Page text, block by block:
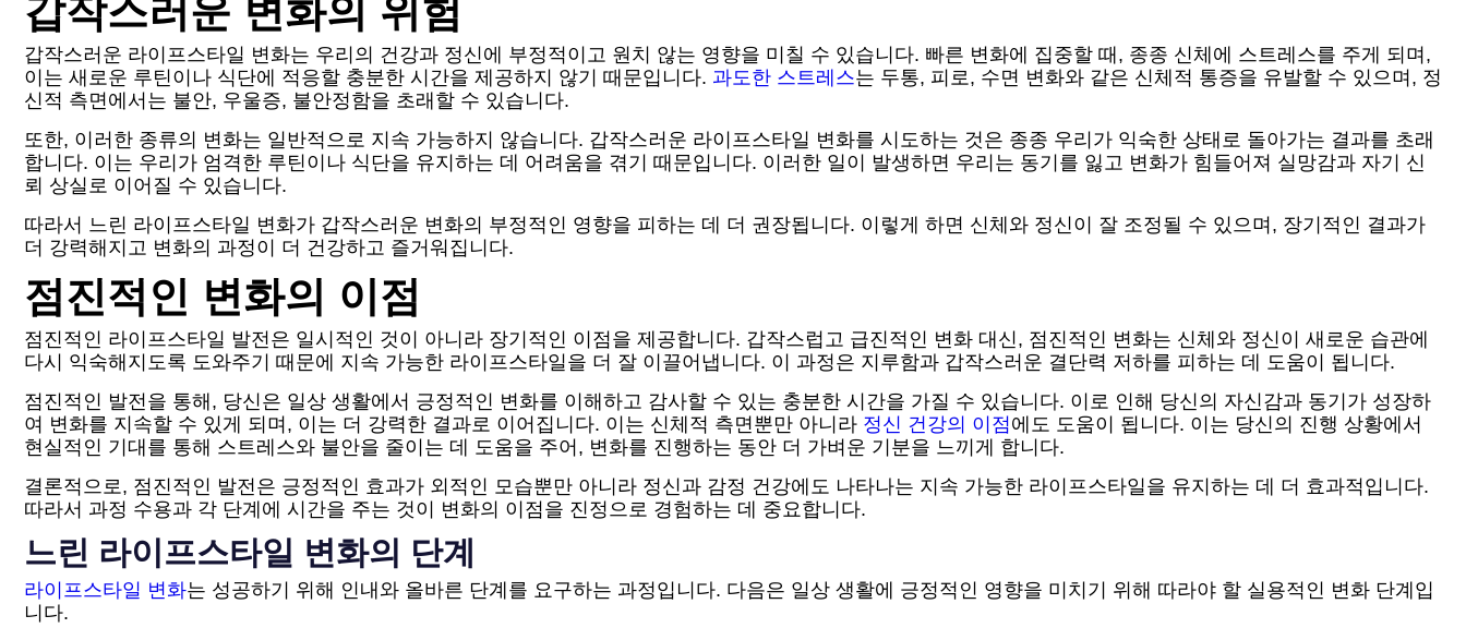
갑작스러운 변화의 위험
갑작스러운 라이프스타일 변화는 우리의 건강과 정신에 부정적이고 원치 않는 영향을 미칠 수 있습니다. 빠른 변화에 집중할 때, 종종 신체에 스트레스를 주게 되며,
이는 새로운 루틴이나 식단에 적응할 충분한 시간을 제공하지 않기 때문입니다. 과도한 스트레스는 두통, 피로, 수면 변화와 같은 신체적 통증을 유발할 수 있으며, 정
신적 측면에서는 불안, 우울증, 불안정함을 초래할 수 있습니다.
또한, 이러한 종류의 변화는 일반적으로 지속 가능하지 않습니다. 갑작스러운 라이프스타일 변화를 시도하는 것은 종종 우리가 익숙한 상태로 돌아가는 결과를 초래
합니다. 이는 우리가 엄격한 루틴이나 식단을 유지하는 데 어려움을 겪기 때문입니다. 이러한 일이 발생하면 우리는 동기를 잃고 변화가 힘들어져 실망감과 자기 신
뢰 상실로 이어질 수 있습니다.
따라서 느린 라이프스타일 변화가 갑작스러운 변화의 부정적인 영향을 피하는 데 더 권장됩니다. 이렇게 하면 신체와 정신이 잘 조정될 수 있으며, 장기적인 결과가
더 강력해지고 변화의 과정이 더 건강하고 즐거워집니다.
점진적인 변화의 이점
점진적인 라이프스타일 발전은 일시적인 것이 아니라 장기적인 이점을 제공합니다. 갑작스럽고 급진적인 변화 대신, 점진적인 변화는 신체와 정신이 새로운 습관에
다시 익숙해지도록 도와주기 때문에 지속 가능한 라이프스타일을 더 잘 이끌어냅니다. 이 과정은 지루함과 갑작스러운 결단력 저하를 피하는 데 도움이 됩니다.
점진적인 발전을 통해, 당신은 일상 생활에서 긍정적인 변화를 이해하고 감사할 수 있는 충분한 시간을 가질 수 있습니다. 이로 인해 당신의 자신감과 동기가 성장하
여 변화를 지속할 수 있게 되며, 이는 더 강력한 결과로 이어집니다. 이는 신체적 측면뿐만 아니라 정신 건강의 이점에도 도움이 됩니다. 이는 당신의 진행 상황에서
현실적인 기대를 통해 스트레스와 불안을 줄이는 데 도움을 주어, 변화를 진행하는 동안 더 가벼운 기분을 느끼게 합니다.
결론적으로, 점진적인 발전은 긍정적인 효과가 외적인 모습뿐만 아니라 정신과 감정 건강에도 나타나는 지속 가능한 라이프스타일을 유지하는 데 더 효과적입니다.
따라서 과정 수용과 각 단계에 시간을 주는 것이 변화의 이점을 진정으로 경험하는 데 중요합니다.
느린 라이프스타일 변화의 단계
라이프스타일 변화는 성공하기 위해 인내와 올바른 단계를 요구하는 과정입니다. 다음은 일상 생활에 긍정적인 영향을 미치기 위해 따라야 할 실용적인 변화 단계입
니다.